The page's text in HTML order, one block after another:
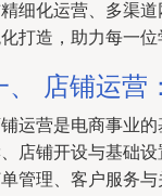
细化运营、多渠
打造，助力每一位
、 店铺运营
运营是电商事业
店铺开设与基础
管理、客户服务